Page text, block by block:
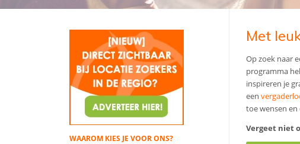
Met
Op zoek naar
programma
inspireren je
een
toe wensen en
Vergeet niet
WAAROM KIES JE VOOR ONS?